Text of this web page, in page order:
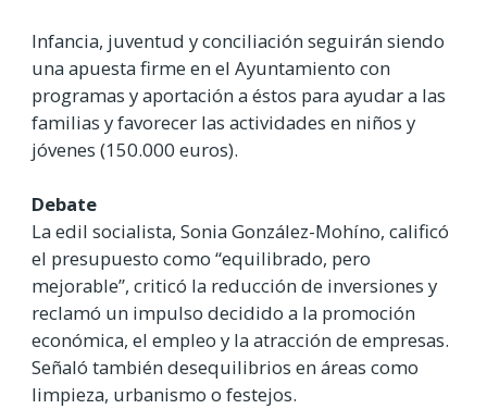
Infancia, juventud y conciliación seguirán siendo
una apuesta firme en el Ayuntamiento con
programas y aportación a éstos para ayudar a las
familias y favorecer las actividades en niños y
jóvenes (150.000 euros).
Debate
La edil socialista, Sonia González-Mohíno, calificó
el presupuesto como “equilibrado, pero
mejorable”, criticó la reducción de inversiones y
reclamó un impulso decidido a la promoción
económica, el empleo y la atracción de empresas.
Señaló también desequilibrios en áreas como
limpieza, urbanismo o festejos.